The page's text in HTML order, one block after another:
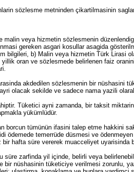
sözlesme metninden çikartilmasinin
veya hizmetin sözlesmenin
gereken asgari kosullar asagida
b) Malin veya hizmetin Türk Lirasi
oran ve sözlesmede belirlenen faiz
akdedilen sözlesmenin bir nüshasini
olacak sekilde ve sadece nama yazili
Tüketici ayni zamanda, bir taksit
yükümlüdür.
tümünün ifasini talep etme hakkini
temerrüde düsmesi ve
hafta süre vererek muacceliyet
mali veya hizmeti reddederek sözlesmeden cayma hakkinin var oldugunu ve cayma bildiriminin satici/saglayiciya ulasmasi tarihinden itibaren mali geri almayi taahhüt ederiz. Tüketici, sahip oldugu haklarinin da yazili bulundugu sözlesmeyi imzalar ve kendi el yazisi ile tarihini yazar. Satici veya saglayici, bu bilgilerin sözlesmede yer almasini saglamak ve taraflar arasinda akdedilen sözlesmenin bir nüshasini tüketiciye vermekle yükümlüdür. Bu madde hükümlerine göre düzenlenmis bir sözlesmenin ve malin tüketiciye teslim edildigini ispat saticiya veya saglayiciya aittir. Aksi takdirde, tüketici cayma hakkini kullanmak için yedi günlük süre ile bagli degildir. Mesafeli sözlesmeler Madde 9/A- Mesafeli sözlesmeler; yazili, görsel, telefon ve elektronik ortamda veya diger iletisim araçlari kullanilarak ve tüketicilerle karsi karsiya gelinmeksizin yapilan ve malin veya hizmetin tüketiciye aninda veya sonradan teslimi veya ifasi kararlastirilan sözlesmelerdir. Mesafeli satis sözlesmesinin akdinden önce, ayrintilari Bakanlikça çikarilacak tebligle belirlenecek bilgilerin tüketiciye verilmesi zorunludur. Tüketici, bu bilgileri edindigini yazili olarak teyit etmedikçe sözlesme akdedilemez. Elektronik ortamda yapilan sözlesmelerde teyid islemi, yine elektronik ortamda yapilir. Satici ve saglayici, tüketicinin siparisi kendisine ulastigi andan itibaren otuz gün içerisinde edimini yerine getirir. Bu süre, tüketiciye daha önceden yazili olarak bildirilmek kosuluyla en fazla on gün uzatilabilir. Satici veya saglayici elektronik ortamda tüketiciye teslim edilen gayri maddî mallarin veya sunulan hizmetlerin teslimatinin ayipsiz olarak yapildigini ispatla yükümlüdür. Cayma hakki süresince sözlesmeye konu olan mal veya hizmet karsiliginda tüketiciden herhangi bir isim altinda ödeme yapmasinin veya borç altina sokan herhangi bir belge vermesinin istenemeyecegine iliskin hükümler disinda kapidan satislara iliskin hükümler mesafeli sözlesmelere de uygulanir. Satici veya saglayici cayma bildiriminin kendisine ulastigi tarihten itibaren on gün içinde almis oldugu bedeli, kiymetli evraki ve tüketiciyi bu hukukî islemden dolayi borç altina sokan her türlü belgeyi iade etmek ve yirmi gün içerisinde de mali geri almakla